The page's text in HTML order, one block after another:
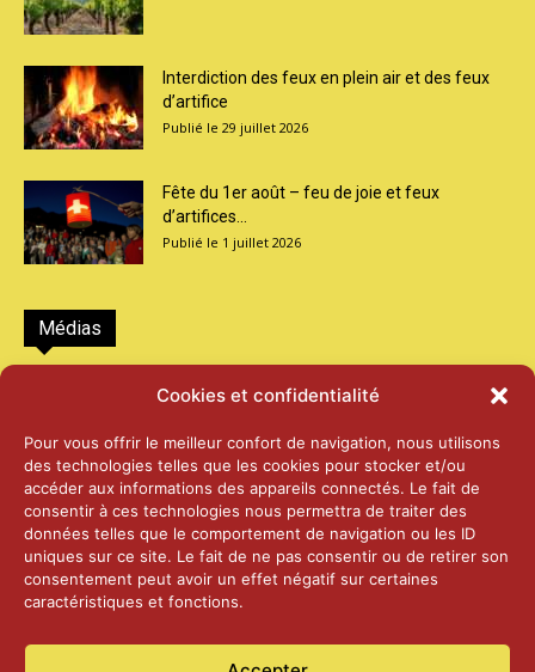
Cookies et confidentialité
Pour vous offrir le meilleur confort de navigation, nous utilisons
des technologies telles que les cookies pour stocker et/ou
accéder aux informations des appareils connectés. Le fait de
consentir à ces technologies nous permettra de traiter des
données telles que le comportement de navigation ou les ID
uniques sur ce site. Le fait de ne pas consentir ou de retirer son
consentement peut avoir un effet négatif sur certaines
caractéristiques et fonctions.
Interdiction des feux en plein air et des feux
d’artifice
29 juillet 2026
Fête du 1er août – feu de joie et feux
d’artifices...
1 juillet 2026
Médias
2026 – Laiterie d’Orsières et Abbaye de St-
25 juin 2026
2025 – Palais Fédéral – Berne
25 juin 2026
14 janvier 2025